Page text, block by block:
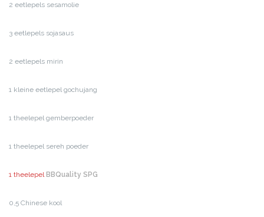
2 eetlepels sesamolie
3 eetlepels sojasaus
2 eetlepels mirin
1 kleine eetlepel gochujang
1 theelepel gemberpoeder
1 theelepel sereh poeder
1 theelepel BBQuality SPG
0,5 Chinese kool